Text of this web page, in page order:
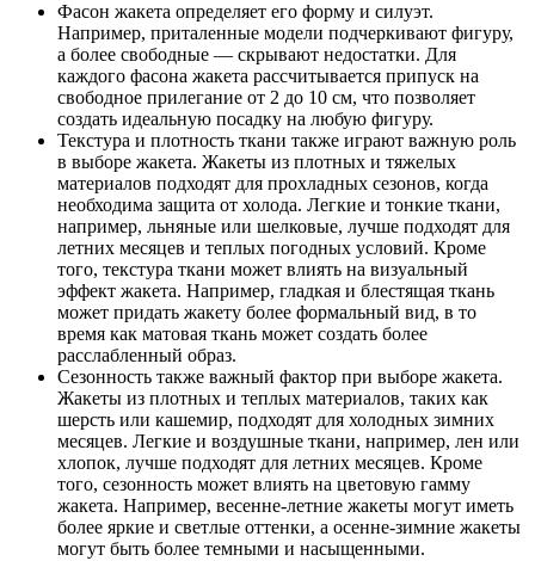
Фасон жакета определяет его форму и силуэт.
Например, приталенные модели подчеркивают фигуру,
а более свободные — скрывают недостатки. Для
каждого фасона жакета рассчитывается припуск на
свободное прилегание от 2 до 10 см, что позволяет
создать идеальную посадку на любую фигуру.
Текстура и плотность ткани также играют важную роль
в выборе жакета. Жакеты из плотных и тяжелых
материалов подходят для прохладных сезонов, когда
необходима защита от холода. Легкие и тонкие ткани,
например, льняные или шелковые, лучше подходят для
летних месяцев и теплых погодных условий. Кроме
того, текстура ткани может влиять на визуальный
эффект жакета. Например, гладкая и блестящая ткань
может придать жакету более формальный вид, в то
время как матовая ткань может создать более
расслабленный образ.
Сезонность также важный фактор при выборе жакета.
Жакеты из плотных и теплых материалов, таких как
шерсть или кашемир, подходят для холодных зимних
месяцев. Легкие и воздушные ткани, например, лен или
хлопок, лучше подходят для летних месяцев. Кроме
того, сезонность может влиять на цветовую гамму
жакета. Например, весенне-летние жакеты могут иметь
более яркие и светлые оттенки, а осенне-зимние жакеты
могут быть более темными и насыщенными.